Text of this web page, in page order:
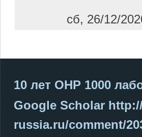
сб, 26/12/
10 лет ОНР 1000
Google Scholar
russia.ru/comment/